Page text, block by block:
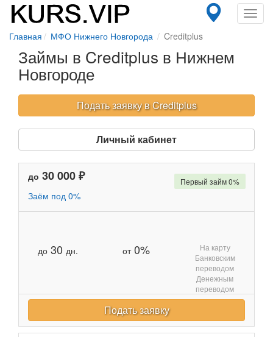
Главная МФО Нижнего Новгорода Creditplus
Займы в Creditplus в Нижнем
Новгороде
Подать заявку в Creditplus
Личный кабинет
до 30 000 ₽
Заём под 0%
до 30 дн. от0%
Первый займ 0%
На карту
Банковским
переводом
Денежным
переводом
Подать заявку